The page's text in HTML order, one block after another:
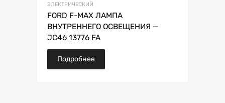
ЭЛЕКТРИЧЕСКИЙ
FORD F-MAX ЛАМПА
ВНУТРЕННЕГО ОСВЕЩЕНИЯ —
JC46 13776 FA
Подробнее